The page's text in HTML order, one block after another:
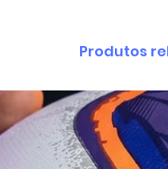
Produtos